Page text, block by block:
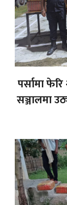
पर्सामा
सञ्जालमा